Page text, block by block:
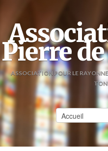
Pierre
ASSOCIATION POUR LE